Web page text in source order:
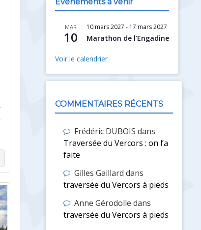
MAR
10
10 mars 2027 - 17 mars 2027
Marathon de l’Engadine
Voir le calendrier
COMMENTAIRES RÉCENTS
Frédéric DUBOIS dans
Traversée du Vercors : on l’a
faite
Gilles Gaillard dans
traversée du Vercors à pieds
Anne Gérodolle dans
traversée du Vercors à pieds